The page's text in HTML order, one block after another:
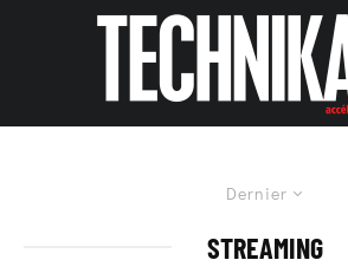
Dernier
STREAMING